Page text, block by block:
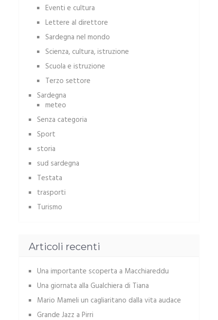
Eventi e cultura
Lettere al direttore
Sardegna nel mondo
Scienza, cultura, istruzione
Scuola e istruzione
Terzo settore
Sardegna
meteo
Senza categoria
Sport
storia
sud sardegna
Testata
trasporti
Turismo
Articoli recenti
Una importante scoperta a Macchiareddu
Una giornata alla Gualchiera di Tiana
Mario Mameli un cagliaritano dalla vita audace
Grande Jazz a Pirri